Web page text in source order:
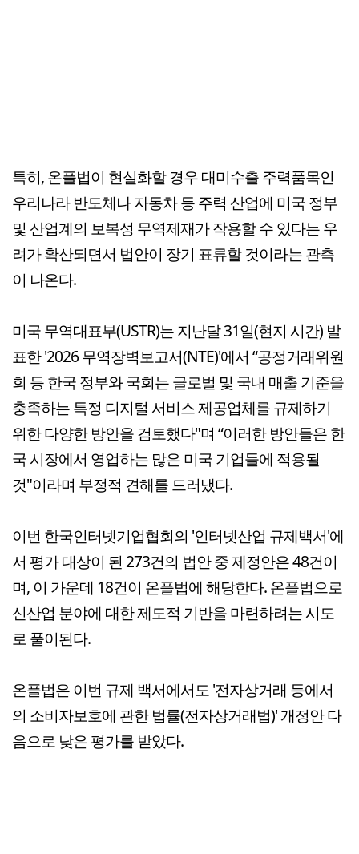
특히, 온플법이 현실화할 경우 대미수출 주력품목인
우리나라 반도체나 자동차 등 주력 산업에 미국 정부
및 산업계의 보복성 무역제재가 작용할 수 있다는 우
려가 확산되면서 법안이 장기 표류할 것이라는 관측
이 나온다.
미국 무역대표부(USTR)는 지난달 31일(현지 시간) 발
표한 '2026 무역장벽보고서(NTE)'에서 “공정거래위원
회 등 한국 정부와 국회는 글로벌 및 국내 매출 기준을
충족하는 특정 디지털 서비스 제공업체를 규제하기
위한 다양한 방안을 검토했다"며 “이러한 방안들은 한
국 시장에서 영업하는 많은 미국 기업들에 적용될
것"이라며 부정적 견해를 드러냈다.
이번 한국인터넷기업협회의 '인터넷산업 규제백서'에
서 평가 대상이 된 273건의 법안 중 제정안은 48건이
며, 이 가운데 18건이 온플법에 해당한다. 온플법으로
신산업 분야에 대한 제도적 기반을 마련하려는 시도
로 풀이된다.
온플법은 이번 규제 백서에서도 '전자상거래 등에서
의 소비자보호에 관한 법률(전자상거래법)' 개정안 다
음으로 낮은 평가를 받았다.